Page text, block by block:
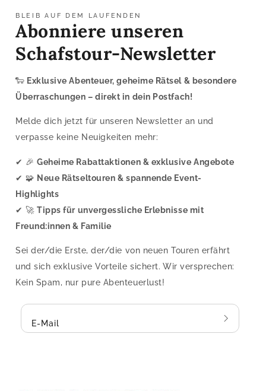
BLEIB AUF DEM LAUFENDEN
Abonniere unseren
Schafstour-Newsletter
🐑 Exklusive Abenteuer, geheime Rätsel & besondere
Überraschungen – direkt in dein Postfach!
Melde dich jetzt für unseren Newsletter an und
verpasse keine Neuigkeiten mehr:
✔ 🎉Geheime Rabattaktionen & exklusive Angebote
✔ 🧩 Neue Rätseltouren & spannende Event-
Highlights
✔ 🚀Tipps für unvergessliche Erlebnisse mit
Freund:innen & Familie
Sei der/die Erste, der/die von neuen Touren erfährt
und sich exklusive Vorteile sichert. Wir versprechen:
Kein Spam, nur pure Abenteuerlust!
E-Mail